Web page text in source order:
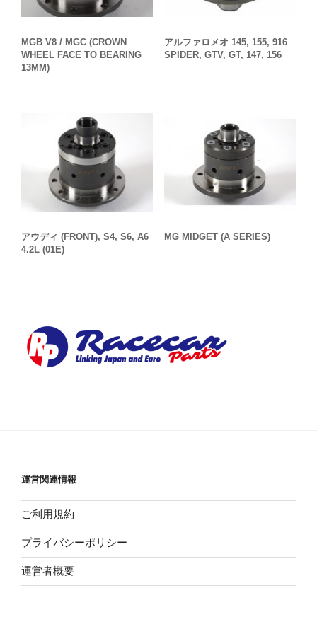
MGB V8 / MGC (CROWN
WHEEL FACE TO BEARING
13MM)
アルファロメオ 145, 155, 916
SPIDER, GTV, GT, 147, 156
アウディ (FRONT), S4, S6, A6
4.2L (01E)
MG MIDGET (A SERIES)
運営関連情報
ご利用規約
プライバシーポリシー
運営者概要